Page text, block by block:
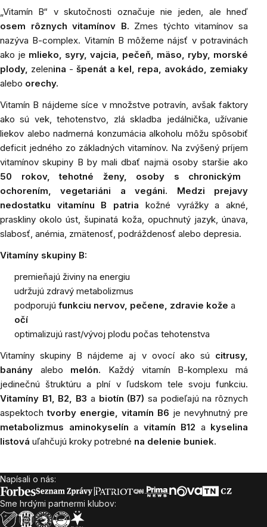
„Vitamín B“ v skutočnosti označuje nie jeden, ale hneď
osem rôznych vitamínov B. Zmes týchto vitamínov sa
nazýva B-complex. Vitamín B môžeme nájsť v potravinách
ako je mlieko, syry, vajcia, pečeň, mäso, ryby, morské
plody, zelenina - špenát a kel, repa, avokádo, zemiaky
alebo orechy.
Vitamín B nájdeme síce v množstve potravín, avšak faktory
ako sú vek, tehotenstvo, zlá skladba jedálnička, užívanie
liekov alebo nadmerná konzumácia alkoholu môžu spôsobiť
deficit jedného zo základných vitamínov. Na zvýšený príjem
vitamínov skupiny B by mali dbať najmä osoby staršie ako
50 rokov, tehotné ženy, osoby s chronickým
ochorením, vegetariáni a vegáni. Medzi prejavy
nedostatku vitamínu B patria kožné vyrážky a akné,
praskliny okolo úst, šupinatá koža, opuchnutý jazyk, únava,
slabosť, anémia, zmätenosť, podráždenosť alebo depresia.
Vitamíny skupiny B:
premieňajú živiny na energiu
udržujú zdravý metabolizmus
podporujú funkciu nervov, pečene, zdravie kože a
očí
optimalizujú rast/vývoj plodu počas tehotenstva
Vitamínyskupiny B nájdeme aj v ovocí ako sú citrusy,
banány alebo melón. Každý vitamín B-komplexu má
jedinečnú štruktúru a plní v ľudskom tele svoju funkciu.
Vitamíny B1, B2, B3 a biotín (B7) sa podieľajú na rôznych
aspektochtvorby energie, vitamín B6 je nevyhnutný pre
metabolizmus aminokyselín a vitamín B12 a kyselina
listová uľahčujú kroky potrebné na delenie buniek.
Zápätie
Napísali o nás:
Sme hrdými partnermi klubov: